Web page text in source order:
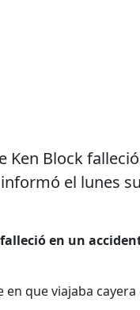
Block
el lunes
en un
que viajaba